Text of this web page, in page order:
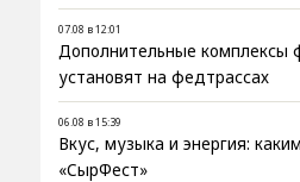
07.08 в 12:01
Дополнительные комплексы
установят на федтрассах
06.08 в 15:39
Вкус, музыка и энергия:
«СырФест»